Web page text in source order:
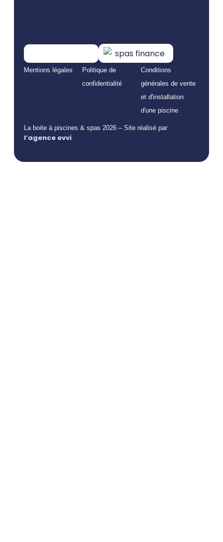
Mentions légales
Politique de
confidentialité
Conditions
générales de vente
et d'installation
d'une piscine
La boite à piscines & spas 2026 – Site réalisé par
l’agence evvi